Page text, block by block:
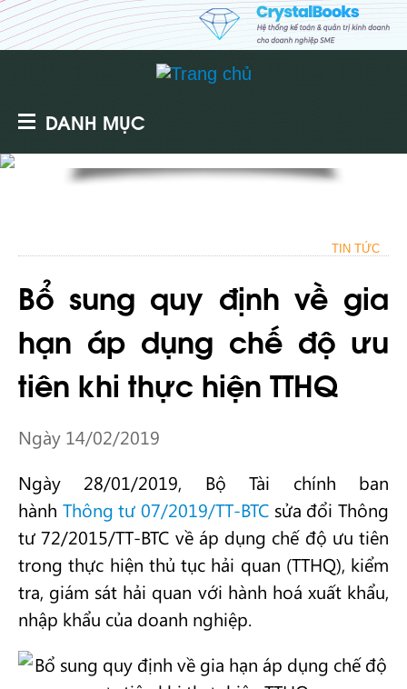
DANH MỤC
TIN TỨC
Bổ sung quy định về gia
hạn áp dụng chế độ ưu
tiên khi thực hiện TTHQ
Ngày 14/02/2019
Ngày 28/01/2019, Bộ Tài chính ban
hành Thông tư 07/2019/TT-BTC sửa đổi Thông
tư 72/2015/TT-BTC về áp dụng chế độ ưu tiên
trong thực hiện thủ tục hải quan (TTHQ), kiểm
tra, giám sát hải quan với hành hoá xuất khẩu,
nhập khẩu của doanh nghiệp.